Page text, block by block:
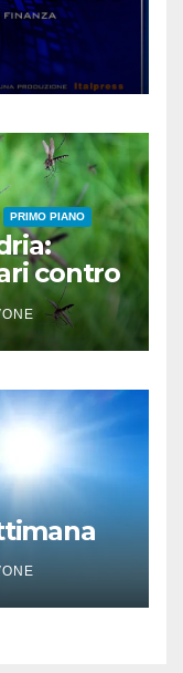
PRIMO PIANO
contro